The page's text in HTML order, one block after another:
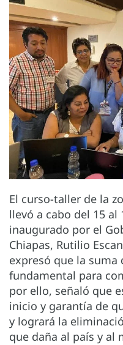
El curso-taller de la
llevó a cabo del 15 al
inaugurado por el
Chiapas, Rutilio
expresó que la suma
fundamental para
por ello, señaló que
inicio y garantía de
y logrará la
que daña al país y al